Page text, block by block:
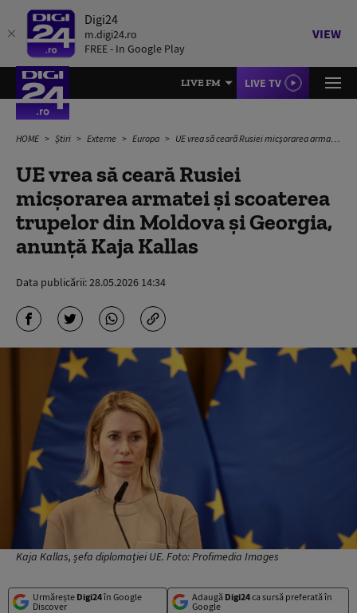
Digi24
m.digi24.ro
FREE - In Google Play
VIEW
LIVE FM LIVE TV
HOME Știri Externe Europa UE vrea să ceară Rusiei micșorarea armatei și scoaterea trupelor din Moldova și Georgia, anunță Kaja Kallas
UE vrea să ceară Rusiei
micșorarea armatei și scoaterea
trupelor din Moldova și Georgia,
anunță Kaja Kallas
Data publicării:28.05.2026 14:34
Kaja Kallas, șefa diplomației UE. Foto: Profimedia Images
Urmărește Digi24în Google
Discover
Adaugă Digi24ca sursă preferată în
Google